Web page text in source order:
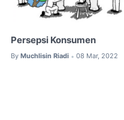
Persepsi Konsumen
By Muchlisin Riadi • 08 Mar, 2022